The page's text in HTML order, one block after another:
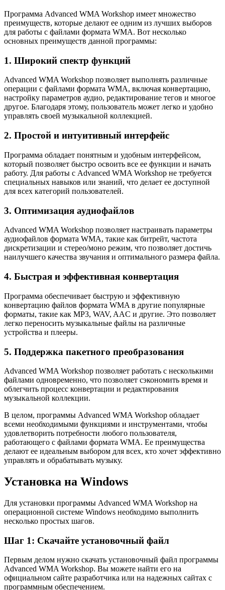
Программа Advanced WMA Workshop имеет множество
преимуществ, которые делают ее одним из лучших выборов
для работы с файлами формата WMA. Вот несколько
основных преимуществ данной программы:
1. Широкий спектр функций
Advanced WMA Workshop позволяет выполнять различные
операции с файлами формата WMA, включая конвертацию,
настройку параметров аудио, редактирование тегов и многое
другое. Благодаря этому, пользователь может легко и удобно
управлять своей музыкальной коллекцией.
2. Простой и интуитивный интерфейс
Программа обладает понятным и удобным интерфейсом,
который позволяет быстро освоить все ее функции и начать
работу. Для работы с Advanced WMA Workshop не требуется
специальных навыков или знаний, что делает ее доступной
для всех категорий пользователей.
3. Оптимизация аудиофайлов
Advanced WMA Workshop позволяет настраивать параметры
аудиофайлов формата WMA, такие как битрейт, частота
дискретизации и стерео/моно режим, что позволяет достичь
наилучшего качества звучания и оптимального размера файла.
4. Быстрая и эффективная конвертация
Программа обеспечивает быструю и эффективную
конвертацию файлов формата WMA в другие популярные
форматы, такие как MP3, WAV, AAC и другие. Это позволяет
легко переносить музыкальные файлы на различные
устройства и плееры.
5. Поддержка пакетного преобразования
Advanced WMA Workshop позволяет работать с несколькими
файлами одновременно, что позволяет сэкономить время и
облегчить процесс конвертации и редактирования
музыкальной коллекции.
В целом, программы Advanced WMA Workshop обладает
всеми необходимыми функциями и инструментами, чтобы
удовлетворить потребности любого пользователя,
работающего с файлами формата WMA. Ее преимущества
делают ее идеальным выбором для всех, кто хочет эффективно
управлять и обрабатывать музыку.
Установка на Windows
Для установки программы Advanced WMA Workshop на
операционной системе Windows необходимо выполнить
несколько простых шагов.
Шаг 1: Скачайте установочный файл
Первым делом нужно скачать установочный файл программы
Advanced WMA Workshop. Вы можете найти его на
официальном сайте разработчика или на надежных сайтах с
программным обеспечением.